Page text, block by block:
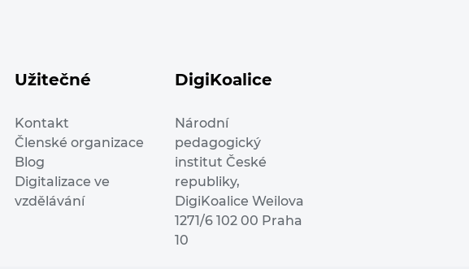
Užitečné
Kontakt
Členské organizace
Blog
Digitalizace ve
vzdělávání
DigiKoalice
Národní
pedagogický
institut České
republiky,
DigiKoalice Weilova
1271/6 102 00 Praha
10